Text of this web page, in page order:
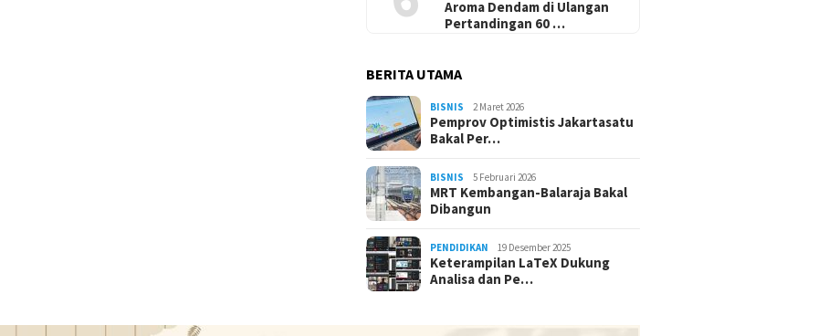
Aroma Dendam di Ulangan
Pertandingan 60 …
BERITA UTAMA
BISNIS 2 Maret 2026
Pemprov Optimistis Jakartasatu
Bakal Per…
BISNIS 5 Februari 2026
MRT Kembangan-Balaraja Bakal
Dibangun
PENDIDIKAN 19 Desember 2025
Keterampilan LaTeX Dukung
Analisa dan Pe…